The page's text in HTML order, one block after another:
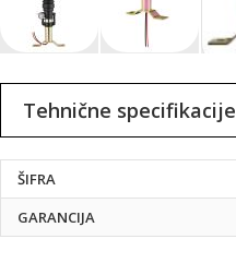
na
začetekTehnične specifikacije
Tehnične
specifikacije
ŠIFRA
GARANCIJA